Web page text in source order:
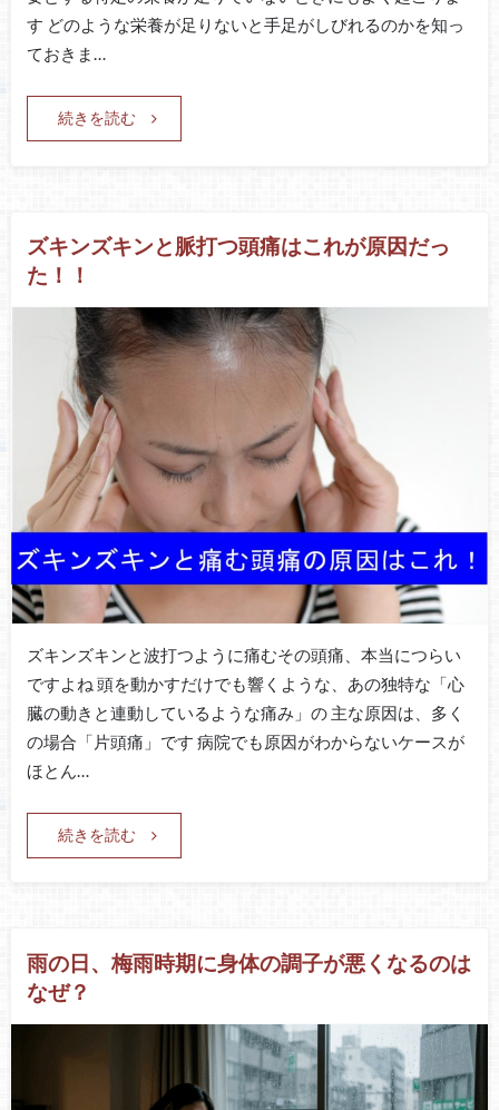
す どのような栄養が足りないと手足がしびれるのかを知っ
ておきま…
続きを読む
ズキンズキンと脈打つ頭痛はこれが原因だっ
た！！
ズキンズキンと波打つように痛むその頭痛、本当につらい
ですよね 頭を動かすだけでも響くような、あの独特な「心
臓の動きと連動しているような痛み」の 主な原因は、多く
の場合「片頭痛」です 病院でも原因がわからないケースが
ほとん…
続きを読む
雨の日、梅雨時期に身体の調子が悪くなるのは
なぜ？